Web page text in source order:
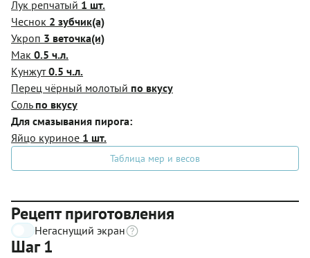
Лук репчатый 1 шт.
Чеснок 2 зубчик(а)
Укроп 3 веточка(и)
Мак 0.5 ч.л.
Кунжут0.5 ч.л.
Перец чёрный молотый по вкусу
Соль по вкусу
Для смазывания пирога:
Яйцо куриное 1 шт.
Таблица мер и весов
Рецепт приготовления
Негаснущий экран
Шаг 1